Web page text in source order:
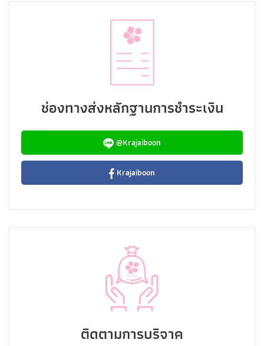
ช่องทางส่งหลักฐานการชำระเงิน
@Krajaiboon
Krajaiboon
ติดตามการบริจาค